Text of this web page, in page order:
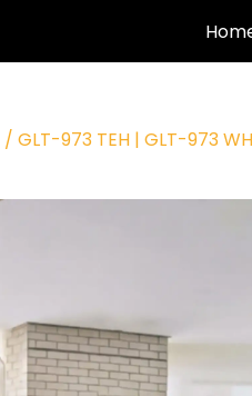
/ GLT-973 TEH | GLT-973